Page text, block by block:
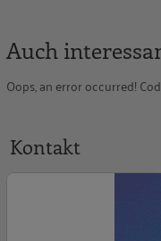
Auch
Oops, an error occurred!
Kontakt